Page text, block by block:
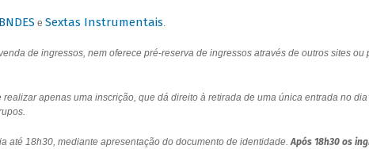
e Sextas Instrumentais.
de ingressos, nem oferece pré-reserva de ingressos através de outros sites ou
apenas uma inscrição, que dá direito à retirada de uma única entrada no dia
até 18h30, mediante apresentação do documento de identidade.Após 18h30 os